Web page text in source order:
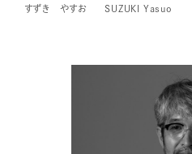
すずき やすお SUZUKI Yasuo